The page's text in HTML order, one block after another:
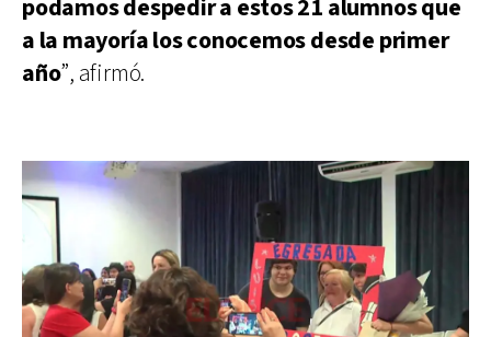
podamos despedir a estos 21 alumnos que
a la mayoría los conocemos desde primer
año”, afirmó.